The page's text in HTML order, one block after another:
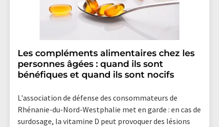
Les compléments alimentaires chez les
personnes âgées : quand ils sont
bénéfiques et quand ils sont nocifs
L'association de défense des consommateurs de
Rhénanie-du-Nord-Westphalie met en garde : en cas de
surdosage, la vitamine D peut provoquer des lésions